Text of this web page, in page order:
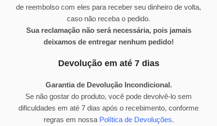
de reembolso com eles para receber seu dinheiro de volta,
caso não receba o pedido.
Sua reclamação não será necessária, pois jamais
deixamos de entregar nenhum pedido!
Devolução em até 7 dias
Garantia de Devolução Incondicional.
Se não gostar do produto, você pode devolvê-lo sem
dificuldades em até 7 dias após o recebimento, conforme
regras em nossa Política de Devoluções.